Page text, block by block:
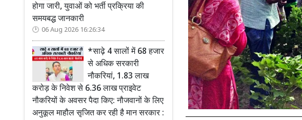
होगा जारी, युवाओं को भर्ती प्रक्रिया की
समयबद्ध जानकारी
06 Aug 2026 16:26:34
*साढ़े 4 सालों में 68 हजार
से अधिक सरकारी
नौकरियां, 1.83 लाख
करोड़ के निवेश से 6.36 लाख प्राइवेट
नौकरियों के अवसर पैदा किए: नौजवानों के लिए
अनुकूल माहौल सृजित कर रही है मान सरकार :